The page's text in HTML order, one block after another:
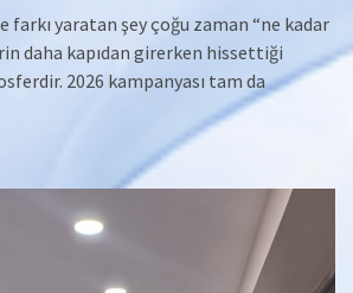
farkı yaratan şey çoğu zaman “ne kadar
daha kapıdan girerken hissettiği
2026 kampanyası tam da